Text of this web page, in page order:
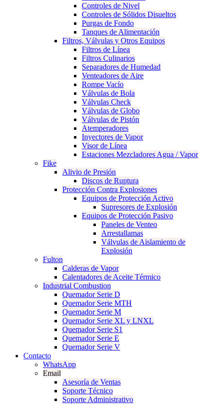
Controles de Nivel
Controles de Sólidos Disueltos
Purgas de Fondo
Tanques de Alimentación
Filtros, Válvulas y Otros Equipos
Filtros de Línea
Filtros Culinarios
Separadores de Humedad
Venteadores de Aire
Rompe Vacío
Válvulas de Bola
Válvulas Check
Válvulas de Globo
Válvulas de Pistón
Atemperadores
Inyectores de Vapor
Visor de Línea
Estaciones Mezcladores Agua / Vapor
Fike
Alivio de Presión
Discos de Ruptura
Protección Contra Explosiones
Equipos de Protección Activo
Supresores de Explosión
Equipos de Protección Pasivo
Paneles de Venteo
Arrestallamas
Válvulas de Aislamiento de
Explosión
Fulton
Calderas de Vapor
Calentadores de Aceite Térmico
Industrial Combustion
Quemador Serie D
Quemador Serie MTH
Quemador Serie M
Quemador Serie XL y LNXL
Quemador Serie S1
Quemador Serie E
Quemador Serie V
Contacto
WhatsApp
Email
Asesoría de Ventas
Soporte Técnico
Soporte Administrativo